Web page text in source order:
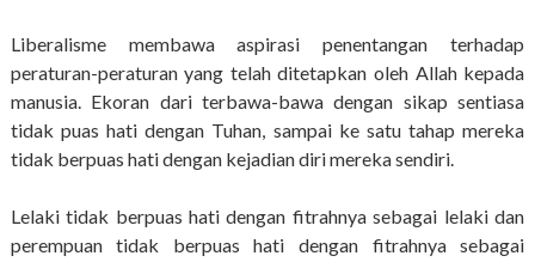
Liberalisme membawa aspirasi penentangan terhadap
peraturan-peraturan yang telah ditetapkan oleh Allah kepada
manusia. Ekoran dari terbawa-bawa dengan sikap sentiasa
tidak puas hati dengan Tuhan, sampai ke satu tahap mereka
tidak berpuas hati dengan kejadian diri mereka sendiri.
Lelaki tidak berpuas hati dengan fitrahnya sebagai lelaki dan
perempuan tidak berpuas hati dengan fitrahnya sebagai